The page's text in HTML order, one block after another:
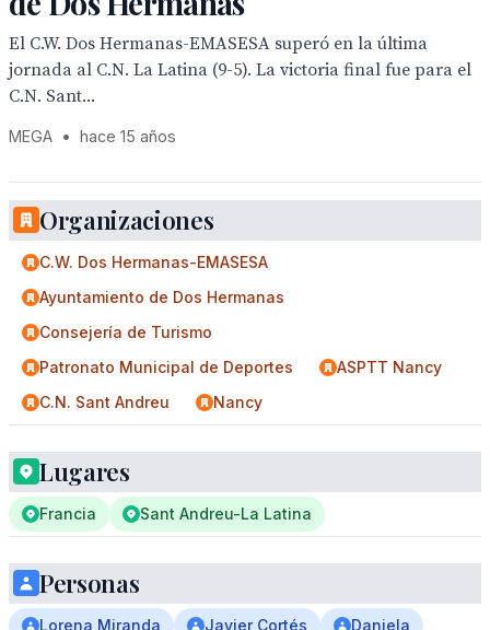
El C.W. Dos Hermanas-EMASESA superó en la última
jornada al C.N. La Latina (9-5). La victoria final fue para el
C.N. Sant...
MEGA • hace 15 años
Organizaciones
C.W. Dos Hermanas-EMASESA
Ayuntamiento de Dos Hermanas
Consejería de Turismo
Patronato Municipal de Deportes
ASPTT Nancy
C.N. Sant Andreu
Nancy
Lugares
Francia Sant Andreu-La Latina
Personas
Lorena Miranda Javier Cortés
Daniela